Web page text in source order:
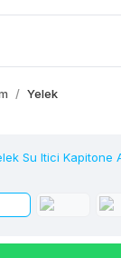
Yelek